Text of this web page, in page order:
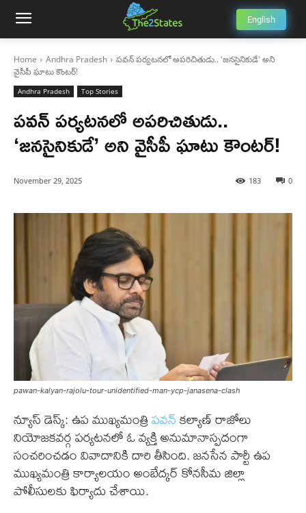
English
Home Andhra Pradesh
పవన్ పర్యటనలో అపరిచితుడు.. 'జనసైనికుడే' అని
వైసీపీ ఘాటు కౌంటర్!
Andhra Pradesh Top Stories
పవన్ పర్యటనలో అపరిచితుడు..
‘జనసైనికుడే’ అని వైసీపీ ఘాటు కౌంటర్!
November 29, 2025 0
183
pawan-kalyan-rajolu-tour-unidentified-man-ycp-janasena-clash
న్యూస్ డెస్క్: ఉప ముఖ్యమంత్రిపవన్కల్యాణ్ రాజోలు
నియోజకవర్గ పర్యటనలో ఓ వ్యక్తి అనుమానాస్పదంగా
సంచరించడం వివాదానికి దారి తీసింది. జనసేన పార్టీ ఉప
ముఖ్యమంత్రి కార్యాలయం అంబేద్కర్ కోనసీమ జిల్లా
పోలీసులకు ఫిర్యాదు చేశాయి.